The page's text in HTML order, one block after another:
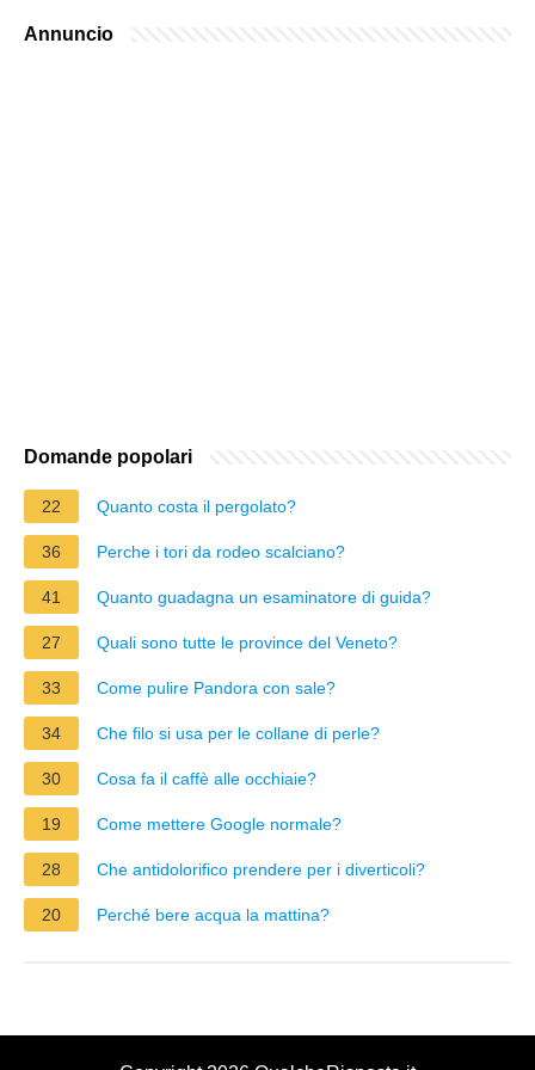
Annuncio
Domande popolari
22 Quanto costa il pergolato?
36 Perche i tori da rodeo scalciano?
41 Quanto guadagna un esaminatore di guida?
27 Quali sono tutte le province del Veneto?
33 Come pulire Pandora con sale?
34 Che filo si usa per le collane di perle?
30 Cosa fa il caffè alle occhiaie?
19 Come mettere Google normale?
28 Che antidolorifico prendere per i diverticoli?
20 Perché bere acqua la mattina?